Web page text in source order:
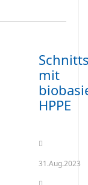
mit
HPPE
31.Aug.2023